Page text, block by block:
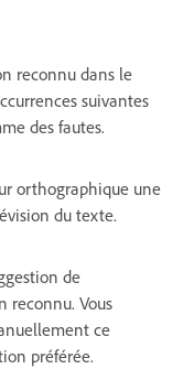
reconnu dans le
suivantes
des fautes.
orthographique une
du texte.
de
reconnu. Vous
ce
préférée.